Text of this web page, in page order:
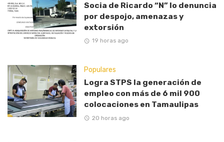
Socia de Ricardo “N” lo denuncia
por despojo, amenazas y
extorsión
19 horas ago
Populares
Logra STPS la generación de
empleo con más de 6 mil 900
colocaciones en Tamaulipas
20 horas ago